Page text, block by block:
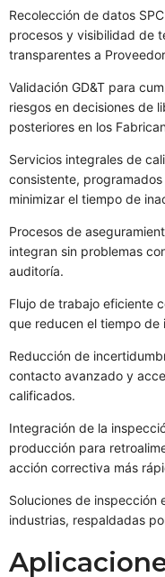
Recolección de datos
procesos y visibilidad de
transparentes a
Validación GD&T para
riesgos en decisiones de
posteriores en los
Servicios integrales de
consistente,
minimizar el tiempo de
Procesos de
integran sin problemas
auditoría.
Flujo de trabajo eficiente
que reducen el tiempo de
Reducción de
contacto avanzado y
calificados.
Integración de la
producción para
acción correctiva más
Soluciones de inspección
industrias, respaldadas